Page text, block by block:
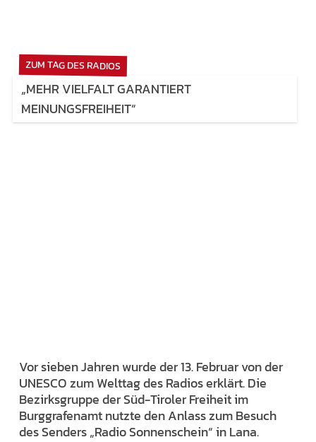
ZUM TAG DES RADIOS
„MEHR VIELFALT GARANTIERT
MEINUNGSFREIHEIT“
Vor sieben Jahren wurde der 13. Februar von der
UNESCO zum Welttag des Radios erklärt. Die
Bezirksgruppe der Süd-Tiroler Freiheit im
Burggrafenamt nutzte den Anlass zum Besuch
des Senders „Radio Sonnenschein“ in Lana.